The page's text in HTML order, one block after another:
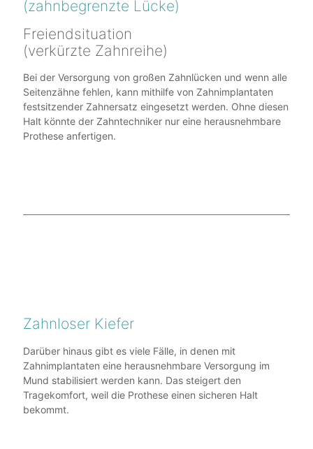
(zahnbegrenzte Lücke)
Freiendsituation
(verkürzte Zahnreihe)
Bei der Versorgung von großen Zahnlücken und wenn alle
Seitenzähne fehlen, kann mithilfe von Zahnimplantaten
festsitzender Zahnersatz eingesetzt werden. Ohne diesen
Halt könnte der Zahntechniker nur eine herausnehmbare
Prothese anfertigen.
Zahnloser Kiefer
Darüber hinaus gibt es viele Fälle, in denen mit
Zahnimplantaten eine herausnehmbare Versorgung im
Mund stabilisiert werden kann. Das steigert den
Tragekomfort, weil die Prothese einen sicheren Halt
bekommt.